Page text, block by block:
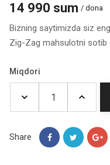
14 990 sum / dona
Bizning saytimizda siz
Zig-Zag mahsulotni sotib
Miqdori
Share